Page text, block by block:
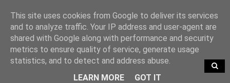
TRENDING
This site uses cookies from Google to deliver its services
and to analyze traffic. Your IP address and user-agent are
shared with Google along with performance and security
metrics to ensure quality of service, generate usage
statistics, and to detect and address abuse.
LEARN MORE
GOT IT